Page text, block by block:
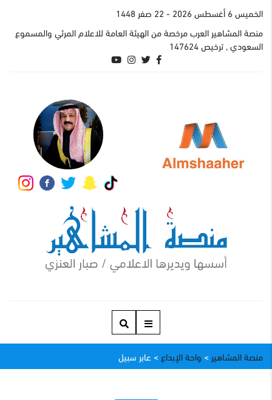
الخميس 6 أغسطس 2026
- 22 صفر 1448
منصة المشاهير العرب مرخصة من الهيئة العامة للاعلام المرئي والمسموع
السعودي , ترخيص 147624
منصة المشاهير > واحة الإبداع > عابر سبيل